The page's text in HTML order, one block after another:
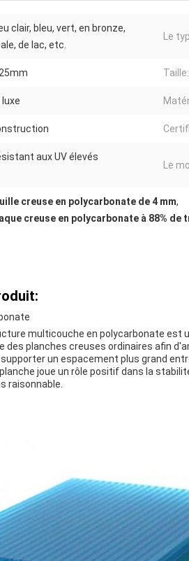
clair, bleu, vert, en bronze,
de lac, etc.
Le
Taille:
luxe
aux UV élevés
Le
creuse en polycarbonate de 4 mm,
creuse en polycarbonate à 88%
multicouche en polycarbonate est
des planches creuses ordinaires afin
un espacement plus grand
joue un rôle positif dans la
raisonnable.